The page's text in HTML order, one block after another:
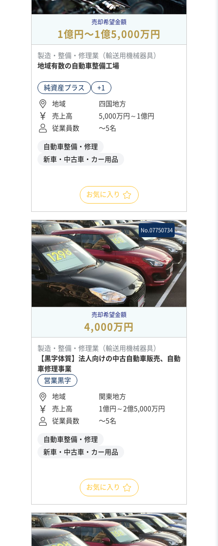
売却希望金額
1億円〜1億5,000万円
製造・整備・修理業（輸送用機械器具）
地域有数の自動車整備工場
純資産プラス +1
地域
四国地方
売上高
5,000万円～1億円
従業員数
〜5名
自動車整備・修理
新車・中古車・カー用品
お気に入り
No.07750734
売却希望金額
4,000万円
製造・整備・修理業（輸送用機械器具）
【黒字体質】法人向けの中古自動車販売、自動
車修理事業
営業黒字
地域
関東地方
売上高
1億円～2億5,000万円
従業員数
〜5名
自動車整備・修理
新車・中古車・カー用品
お気に入り